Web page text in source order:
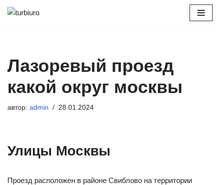
Лазоревый проезд
какой округ москвы
автор: admin 28.01.2024
Улицы Москвы
Проезд расположен в районе Свиблово на территории